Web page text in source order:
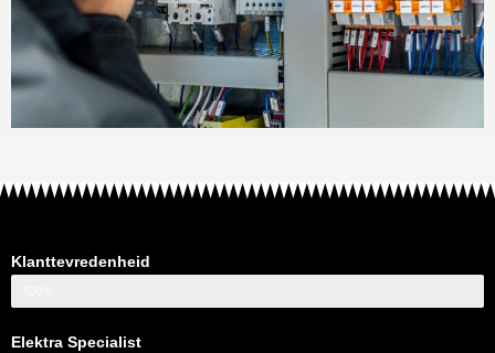
Klanttevredenheid
Elektra Specialist